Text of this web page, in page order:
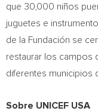
que 30,000 niños
juguetes e
de la Fundación se
restaurar los campos
diferentes municipios
Sobre UNICEF USA